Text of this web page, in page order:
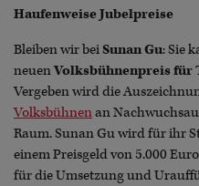
Haufenweise Jubelpreise
Bleiben wir beiSunan Gu: Sie
neuenVolksbühnenpreis
Vergeben wird die
Volksbühnenan
Raum. Sunan Gu wird für ihr
einem Preisgeld von 5.000
für die Umsetzung und